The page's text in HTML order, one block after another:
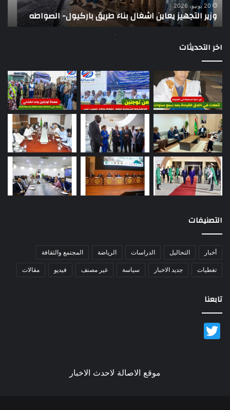
20 يونيو، 2026
وزير التجهيز يعاين اشغال بناء طريق باركيول- الصواطه
اخر التحديثات
التصنيفات
أخبار التحاليل الدراسات الرياضة المجتمع والثقافة
تغطيات جديد الاخبار سياسة غير مصنف فيديو مقالات
تابعنا
موقع الاصالة لاحدث الاخبار